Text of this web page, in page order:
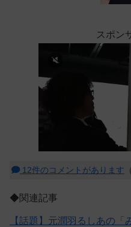
スポン
12件のコメントがあります （
◆関連記事
【話題】元潤羽るしあの